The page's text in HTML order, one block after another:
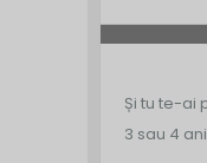
Și tu te-ai
3 sau 4